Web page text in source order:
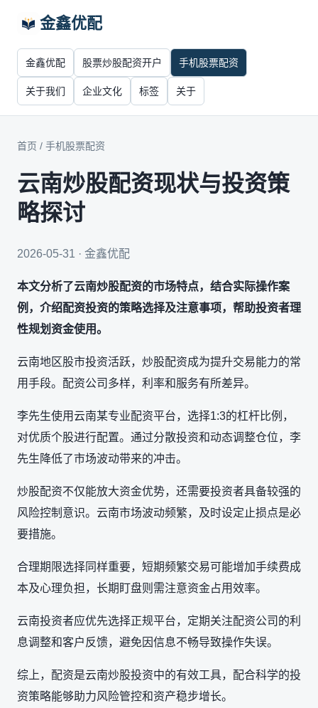
金鑫优配
金鑫优配 股票炒股配资开户 手机股票配资
关于我们 企业文化 标签 关于
首页 / 手机股票配资
云南炒股配资现状与投资策
略探讨
2026-05-31 · 金鑫优配
本文分析了云南炒股配资的市场特点，结合实际操作案
例，介绍配资投资的策略选择及注意事项，帮助投资者理
性规划资金使用。
云南地区股市投资活跃，炒股配资成为提升交易能力的常
用手段。配资公司多样，利率和服务有所差异。
李先生使用云南某专业配资平台，选择1:3的杠杆比例，
对优质个股进行配置。通过分散投资和动态调整仓位，李
先生降低了市场波动带来的冲击。
炒股配资不仅能放大资金优势，还需要投资者具备较强的
风险控制意识。云南市场波动频繁，及时设定止损点是必
要措施。
合理期限选择同样重要，短期频繁交易可能增加手续费成
本及心理负担，长期盯盘则需注意资金占用效率。
云南投资者应优先选择正规平台，定期关注配资公司的利
息调整和客户反馈，避免因信息不畅导致操作失误。
综上，配资是云南炒股投资中的有效工具，配合科学的投
资策略能够助力风险管控和资产稳步增长。